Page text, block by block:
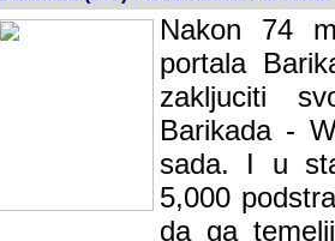
Nakon 74
portala
zakljuciti
Barikada -
sada. I u
5,000
da ga